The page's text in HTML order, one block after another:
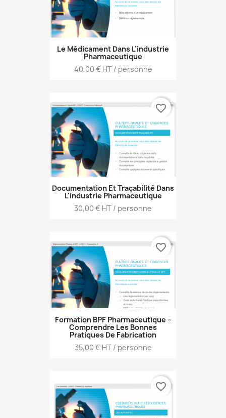
Le Médicament Dans L'industrie
Pharmaceutique
Prix
40,00 € HT / personne
Documentation Et Traçabilité Dans
L'industrie Pharmaceutique
Prix
30,00 € HT / personne
favorite_border
Formation BPF Pharmaceutique –
Comprendre Les Bonnes
Pratiques De Fabrication
Prix
35,00 € HT / personne
favorite_border
favorite_border